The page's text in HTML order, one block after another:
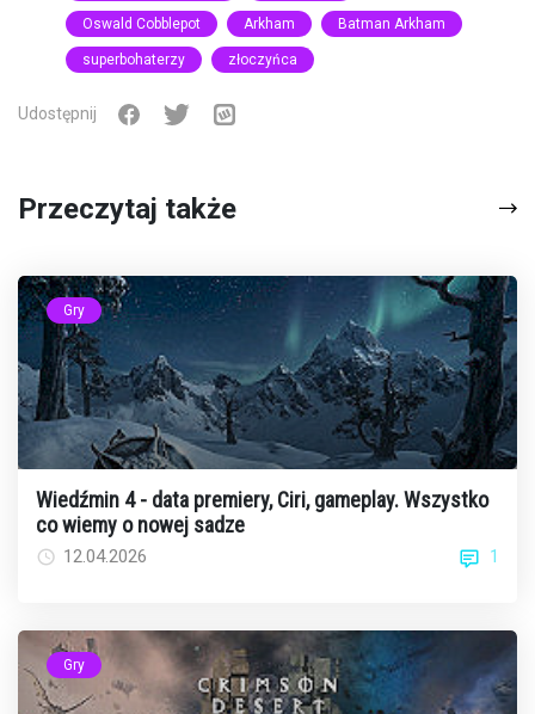
Oswald Cobblepot Arkham Batman Arkham
superbohaterzy złoczyńca
Udostępnij
Przeczytaj także
Gry
Wiedźmin 4 - data premiery, Ciri, gameplay. Wszystko
co wiemy o nowej sadze
12.04.2026 1
Gry